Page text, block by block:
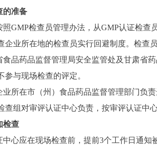
的准备
照GMP检查员管理办法，从GMP认证检
企业所在地的检查员实行回避制度。检查
食品药品监督管理局安全监管处及甘肃省
不参与现场检查的评定。
业所在市（州）食品药品监督管理部门负
查组对审评认证中心负责，按审评认证中
检查
中心应在现场检查前，提前3个工作日通